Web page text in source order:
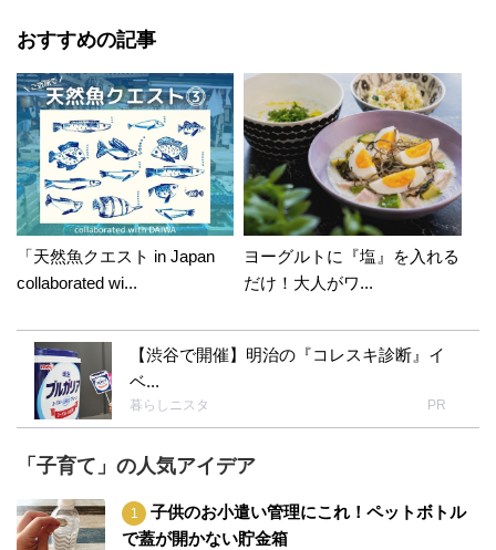
おすすめの記事
「天然魚クエスト in Japan
collaborated wi...
ヨーグルトに『塩』を入れる
だけ！大人がワ...
【渋谷で開催】明治の『コレスキ診断』イ
ベ...
暮らしニスタ PR
「子育て」の人気アイデア
子供のお小遣い管理にこれ！ペットボトル
で蓋が開かない貯金箱